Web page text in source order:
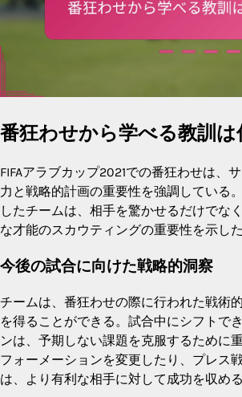
番狂わせから学べる教訓は
FIFAアラブカップ2021での番狂わせは、
力と戦略的計画の重要性を強調している
したチームは、相手を驚かせるだけでな
な才能のスカウティングの重要性を示した
今後の試合に向けた戦略的洞察
チームは、番狂わせの際に行われた戦術
を得ることができる。試合中にシフトで
ンは、予期しない課題を克服するために
フォーメーションを変更したり、プレス
は、より有利な相手に対して成功を収め